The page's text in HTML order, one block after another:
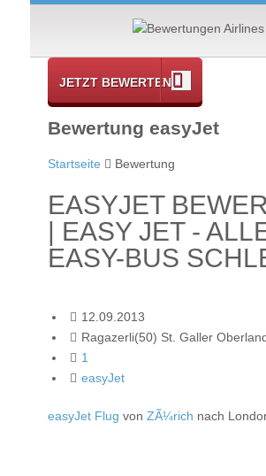
JETZT BEWERTEN
Bewertung easyJet
Startseite Bewertung
EASYJET
| EASY JET -
EASY-BUS
12.09.2013
Ragazerli(50) St. Galler
1
easyJet
easyJet Flug von ZÃ¼rich nach